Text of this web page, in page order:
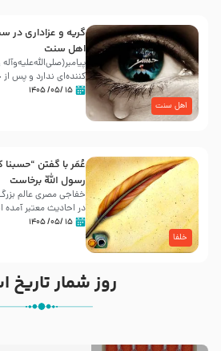
اهل سنت
گریه و عزاداری در
اهل سنت
کننده‌ای ندارد و پس
۱۵ /۰۵/ ۱۴۰۵
خلفا
عُمَر با گفتن “حسبنا
رسول اللّه برخاست
در احادیث معتبر آمده
۱۵ /۰۵/ ۱۴۰۵
روز شمار تاریخ